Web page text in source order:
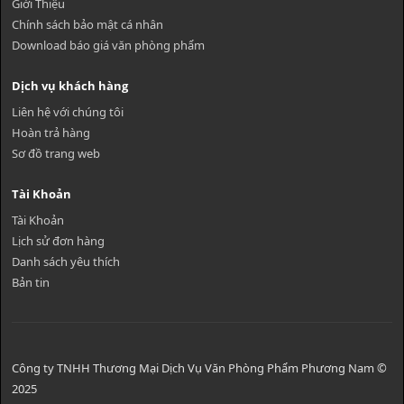
Giới Thiệu
Chính sách bảo mật cá nhân
Download báo giá văn phòng phẩm
Dịch vụ khách hàng
Liên hệ với chúng tôi
Hoàn trả hàng
Sơ đồ trang web
Tài Khoản
Tài Khoản
Lịch sử đơn hàng
Danh sách yêu thích
Bản tin
Công ty TNHH Thương Mại Dịch Vụ Văn Phòng Phẩm Phương Nam ©
2025